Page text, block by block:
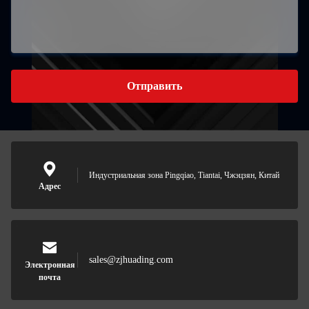
Отправить
Адрес
Индустриальная зона Pingqiao, Tiantai, Чжэцзян, Китай
Электронная
почта
sales@zjhuading.com